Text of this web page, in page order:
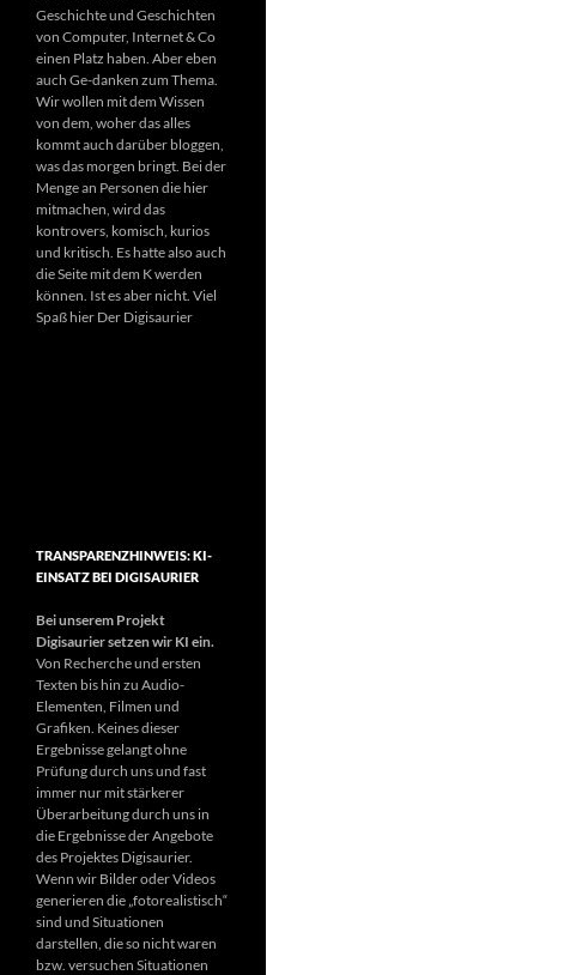
Geschichte und Geschichten
von Computer, Internet & Co
einen Platz haben. Aber eben
auch Ge-danken zum Thema.
Wir wollen mit dem Wissen
von dem, woher das alles
kommt auch darüber bloggen,
was das morgen bringt. Bei der
Menge an Personen die hier
mitmachen, wird das
kontrovers, komisch, kurios
und kritisch. Es hatte also auch
die Seite mit dem K werden
können. Ist es aber nicht. Viel
Spaß hier Der Digisaurier
TRANSPARENZHINWEIS: KI-
EINSATZ BEI DIGISAURIER
Bei unserem Projekt
Digisaurier setzen wir KI ein.
Von Recherche und ersten
Texten bis hin zu Audio-
Elementen, Filmen und
Grafiken. Keines dieser
Ergebnisse gelangt ohne
Prüfung durch uns und fast
immer nur mit stärkerer
Überarbeitung durch uns in
die Ergebnisse der Angebote
des Projektes Digisaurier.
Wenn wir Bilder oder Videos
generieren die „fotorealistisch“
sind und Situationen
darstellen, die so nicht waren
bzw. versuchen Situationen